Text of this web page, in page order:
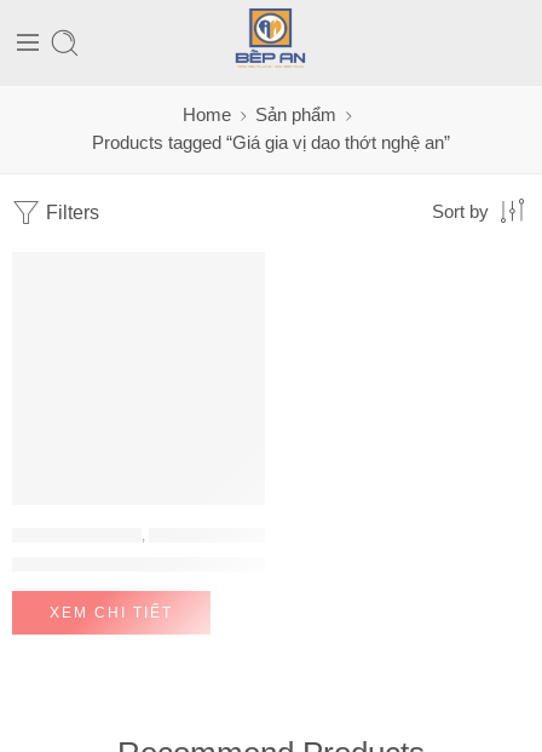
Home
Sản phẩm
Products tagged “Giá gia vị dao thớt nghệ an”
Filters Sort by
XEM CHI TIẾT